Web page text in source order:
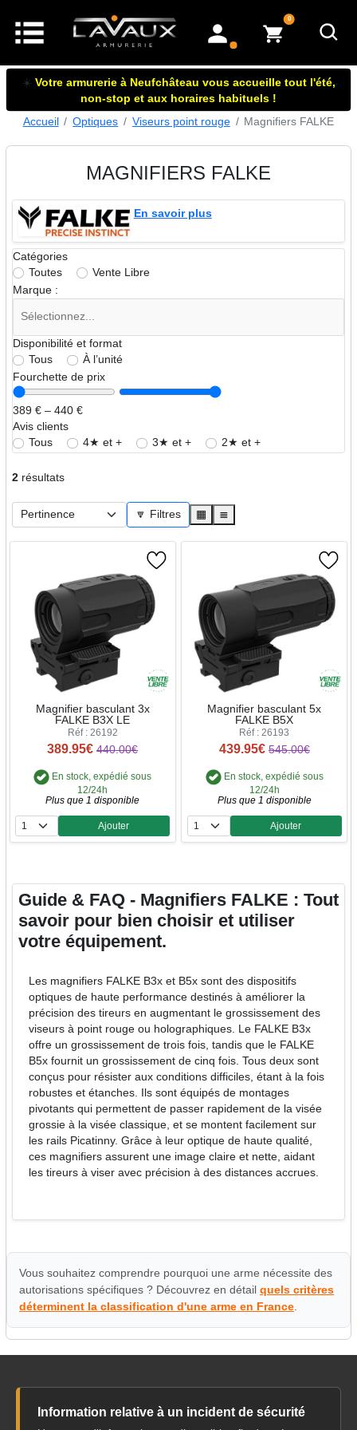
mon compte
0articles dans le panier
☀️ Votre armurerie à Neufchâteau vous accueille tout l'été,
non-stop et aux horaires habituels !
Accueil
Optiques Viseurs point rouge Magnifiers FALKE
MAGNIFIERS FALKE
En savoir plus
Catégories
Toutes
Vente Libre
Marque :
Disponibilité et format
Tous
À l’unité
Fourchette de prix
389 € – 440 €
Avis clients
Tous
4★ et + 3★ et + 2★ et +
2résultats
🔽 Filtres ▦ ≣
Magnifier basculant 3x
FALKE B3X LE
Réf : 26192
389.95€ 440.00€
En stock, expédié sous
12/24h
Plus que 1 disponible
Quantité
Ajouter
Magnifier basculant 5x
FALKE B5X
Réf : 26193
439.95€ 545.00€
En stock, expédié sous
12/24h
Plus que 1 disponible
Quantité
Ajouter
Guide & FAQ - Magnifiers FALKE : Tout
savoir pour bien choisir et utiliser
votre équipement.
Les magnifiers FALKE B3x et B5x sont des dispositifs
optiques de haute performance destinés à améliorer la
précision des tireurs en augmentant le grossissement des
viseurs à point rouge ou holographiques. Le FALKE B3x
offre un grossissement de trois fois, tandis que le FALKE
B5x fournit un grossissement de cinq fois. Tous deux sont
conçus pour résister aux conditions difficiles, étant à la fois
robustes et étanches. Ils sont équipés de montages
pivotants qui permettent de passer rapidement de la visée
grossie à la visée classique, et se montent facilement sur
les rails Picatinny. Grâce à leur optique de haute qualité,
ces magnifiers assurent une image claire et nette, aidant
les tireurs à viser avec précision à des distances accrues.
Vous souhaitez comprendre pourquoi une arme nécessite des
autorisations spécifiques ? Découvrez en détailquels critères
déterminent la classification d'une arme en France.
Information relative à un incident de sécurité